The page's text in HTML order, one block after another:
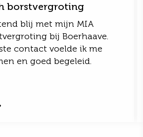
borstvergroting
blij met mijn MIA
bij Boerhaave.
contact voelde ik me
en goed begeleid.